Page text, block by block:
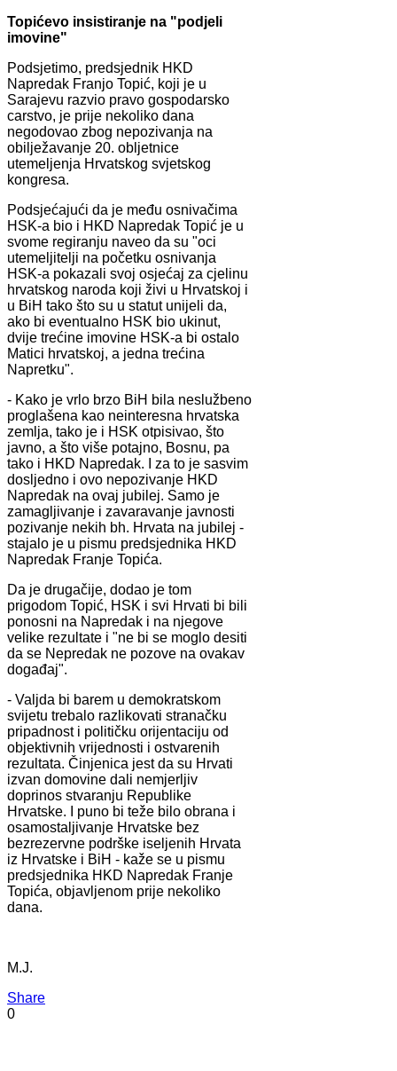
Topićevo insistiranje na "podjeli
imovine"
Podsjetimo, predsjednik HKD
Napredak Franjo Topić, koji je u
Sarajevu razvio pravo gospodarsko
carstvo, je prije nekoliko dana
negodovao zbog nepozivanja na
obilježavanje 20. obljetnice
utemeljenja Hrvatskog svjetskog
kongresa.
Podsjećajući da je među osnivačima
HSK-a bio i HKD Napredak Topić je u
svome regiranju naveo da su "oci
utemeljitelji na početku osnivanja
HSK-a pokazali svoj osjećaj za cjelinu
hrvatskog naroda koji živi u Hrvatskoj i
u BiH tako što su u statut unijeli da,
ako bi eventualno HSK bio ukinut,
dvije trećine imovine HSK-a bi ostalo
Matici hrvatskoj, a jedna trećina
Napretku".
- Kako je vrlo brzo BiH bila neslužbeno
proglašena kao neinteresna hrvatska
zemlja, tako je i HSK otpisivao, što
javno, a što više potajno, Bosnu, pa
tako i HKD Napredak. I za to je sasvim
dosljedno i ovo nepozivanje HKD
Napredak na ovaj jubilej. Samo je
zamagljivanje i zavaravanje javnosti
pozivanje nekih bh. Hrvata na jubilej -
stajalo je u pismu predsjednika HKD
Napredak Franje Topića.
Da je drugačije, dodao je tom
prigodom Topić, HSK i svi Hrvati bi bili
ponosni na Napredak i na njegove
velike rezultate i "ne bi se moglo desiti
da se Nepredak ne pozove na ovakav
događaj".
- Valjda bi barem u demokratskom
svijetu trebalo razlikovati stranačku
pripadnost i političku orijentaciju od
objektivnih vrijednosti i ostvarenih
rezultata. Činjenica jest da su Hrvati
izvan domovine dali nemjerljiv
doprinos stvaranju Republike
Hrvatske. I puno bi teže bilo obrana i
osamostaljivanje Hrvatske bez
bezrezervne podrške iseljenih Hrvata
iz Hrvatske i BiH - kaže se u pismu
predsjednika HKD Napredak Franje
Topića, objavljenom prije nekoliko
dana.
M.J.
Share
0